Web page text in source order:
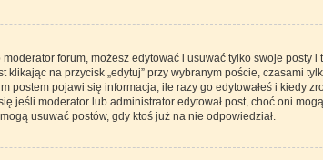
forum, możesz edytować i usuwać tylko swoje posty i
klikając na przycisk „edytuj” przy wybranym poście, czasami
postem pojawi się informacja, ile razy go edytowałeś i kiedy
jeśli moderator lub administrator edytował post, choć oni
usuwać postów, gdy ktoś już na nie odpowiedział.